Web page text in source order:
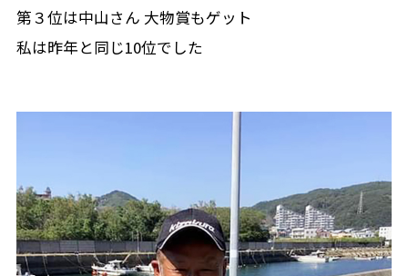
第３位は中山さん 大物賞もゲット
私は昨年と同じ10位でした